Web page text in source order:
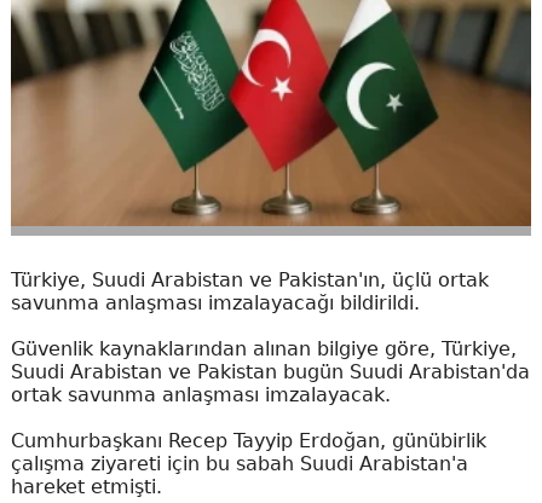
Türkiye, Suudi Arabistan ve Pakistan'ın, üçlü ortak
savunma anlaşması imzalayacağı bildirildi.
Güvenlik kaynaklarından alınan bilgiye göre, Türkiye,
Suudi Arabistan ve Pakistan bugün Suudi Arabistan'da
ortak savunma anlaşması imzalayacak.
Cumhurbaşkanı Recep Tayyip Erdoğan, günübirlik
çalışma ziyareti için bu sabah Suudi Arabistan'a
hareket etmişti.